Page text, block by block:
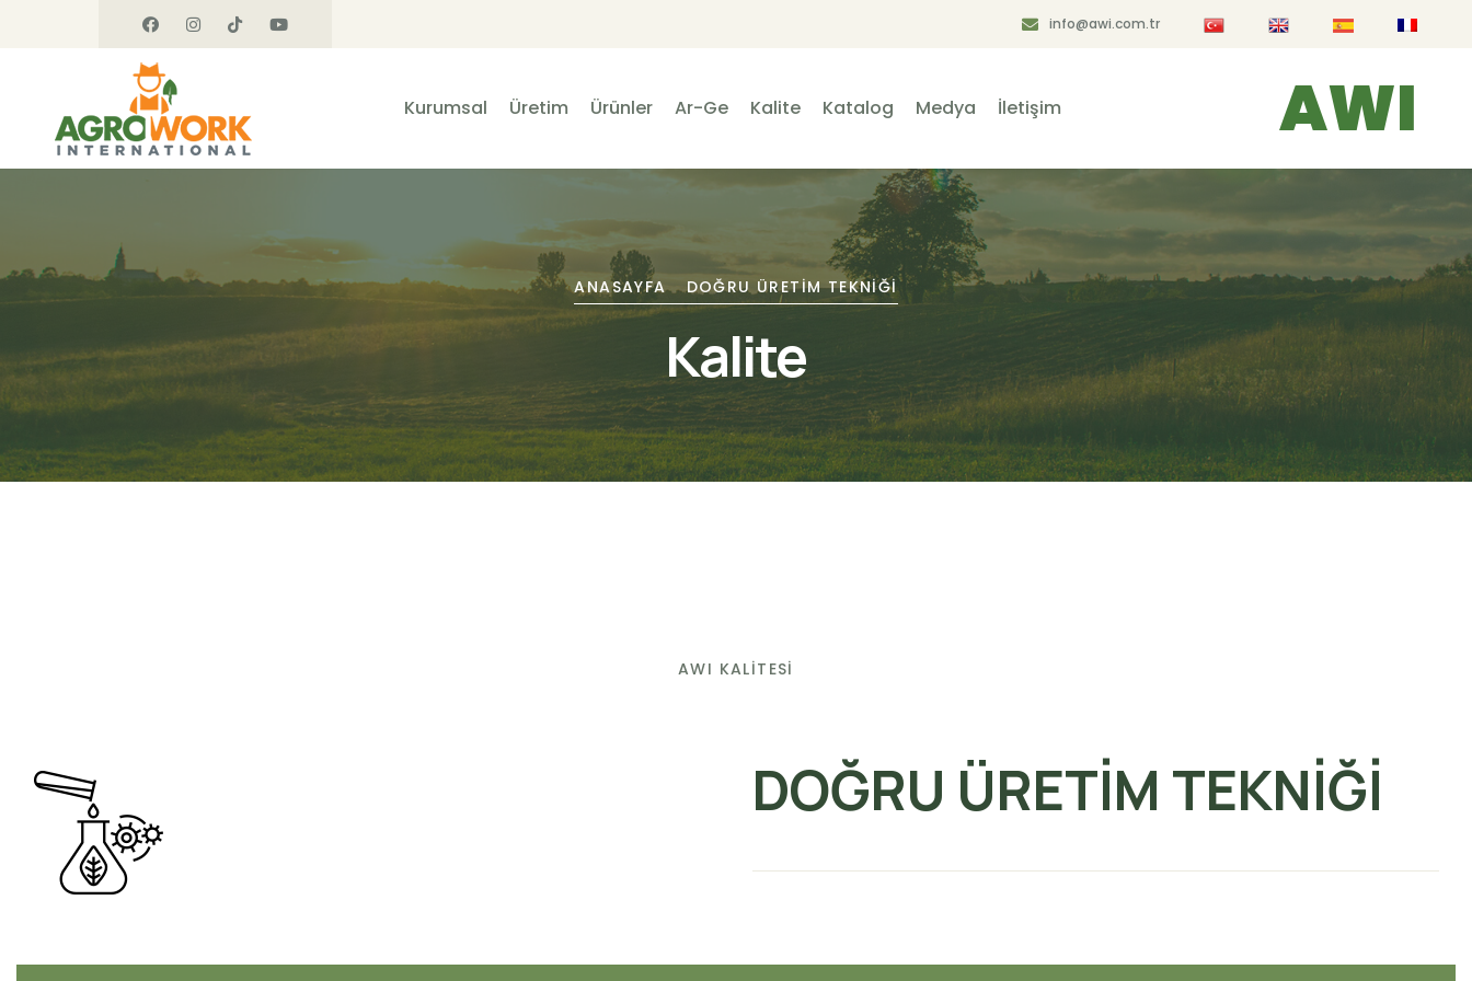
info@awi.com.tr
Kurumsal Üretim Ürünler Ar-Ge Kalite Katalog Medya İletişim AWI
ANASAYFA DOĞRU ÜRETİM TEKNİĞİ
Kalite
AWI KALİTESİ
DOĞRU ÜRETİM TEKNİĞİ